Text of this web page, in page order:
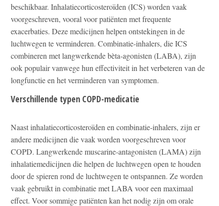
beschikbaar. Inhalatiecorticosteroïden (ICS) worden vaak
voorgeschreven, vooral voor patiënten met frequente
exacerbaties. Deze medicijnen helpen ontstekingen in de
luchtwegen te verminderen. Combinatie-inhalers, die ICS
combineren met langwerkende bèta-agonisten (LABA), zijn
ook populair vanwege hun effectiviteit in het verbeteren van de
longfunctie en het verminderen van symptomen.
Verschillende typen COPD-medicatie
Naast inhalatiecorticosteroïden en combinatie-inhalers, zijn er
andere medicijnen die vaak worden voorgeschreven voor
COPD. Langwerkende muscarine-antagonisten (LAMA) zijn
inhalatiemedicijnen die helpen de luchtwegen open te houden
door de spieren rond de luchtwegen te ontspannen. Ze worden
vaak gebruikt in combinatie met LABA voor een maximaal
effect. Voor sommige patiënten kan het nodig zijn om orale